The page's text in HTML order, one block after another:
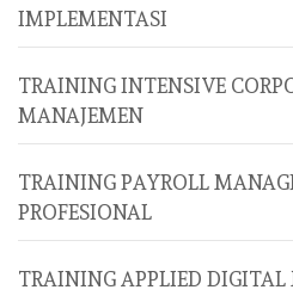
IMPLEMENTASI
TRAINING INTENSIVE
MANAJEMEN
TRAINING PAYROLL
PROFESIONAL
TRAINING APPLIED